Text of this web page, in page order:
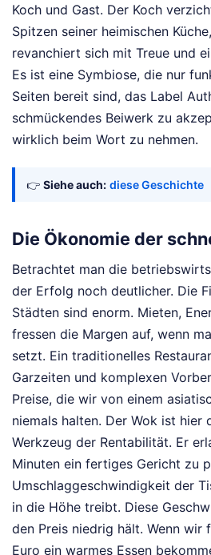
Koch und Gast. Der Koch
Spitzen seiner heimischen
revanchiert sich mit Treue und
Es ist eine Symbiose, die nur
Seiten bereit sind, das Label
schmückendes Beiwerk zu
wirklich beim Wort zu nehmen.
👉 Siehe auch: diese Geschichte
Die Ökonomie der
Betrachtet man die
der Erfolg noch deutlicher. Die
Städten sind enorm. Mieten,
fressen die Margen auf, wenn
setzt. Ein traditionelles
Garzeiten und komplexen
Preise, die wir von einem
niemals halten. Der Wok ist hier
Werkzeug der Rentabilität. Er
Minuten ein fertiges Gericht zu
Umschlaggeschwindigkeit der
in die Höhe treibt. Diese
den Preis niedrig hält. Wenn wir
Euro ein warmes Essen